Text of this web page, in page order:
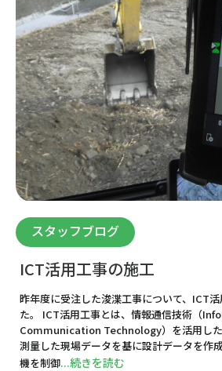
スタッフブログ
ICT活用工事の施工
昨年度に受注した浚渫工事について、ICT
た。 ICT活用工事とは、情報通信技術（
Communication Technology）を活用した
測量した現場データを基に設計データを作
機を制御...続きを読む